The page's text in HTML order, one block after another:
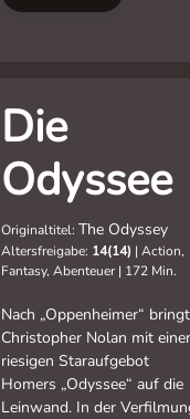
Die
Odyssee
Originaltitel: The Odyssey
Altersfreigabe: 14(14) | Action,
Fantasy, Abenteuer | 172 Min.
Nach „Oppenheimer“ bringt
Christopher Nolan mit
riesigen Staraufgebot
Homers „Odyssee“ auf die
Leinwand. In der